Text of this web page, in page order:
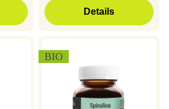
Details
BIO